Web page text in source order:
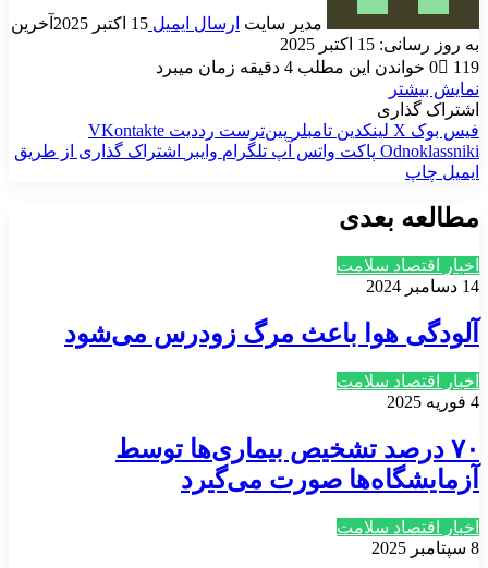
مدیر سایت ارسال ایمیل 15 اکتبر 2025
آخرین
به روز رسانی: 15 اکتبر 2025
0
119
خواندن این مطلب 4 دقیقه زمان میبرد
نمایش بیشتر
اشتراک گذاری
فیس بوک X لینکدین ‫تامبلر ‫پین‌ترست ‫رددیت ‫VKontakte
‫Odnoklassniki پاکت واتس آپ تلگرام وایبر
اشتراک گذاری از طریق
ایمیل چاپ
مطالعه بعدی
اخبار اقتصاد سلامت
14 دسامبر 2024
آلودگی هوا باعث مرگ زودرس می‌شود
اخبار اقتصاد سلامت
4 فوریه 2025
۷۰ درصد تشخیص بیماری‌ها توسط
آزمایشگاه‌ها صورت می‌گیرد
اخبار اقتصاد سلامت
8 سپتامبر 2025